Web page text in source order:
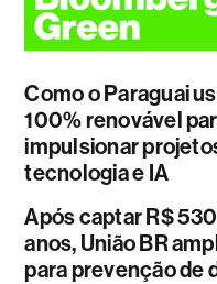
Como o Paraguai
100% renovável
impulsionar
tecnologia e IA
Após captar R$
anos, União BR
para prevenção de